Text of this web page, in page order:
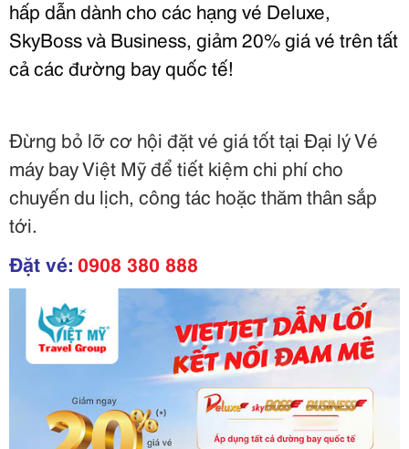
hấp dẫn dành cho các hạng vé Deluxe,
SkyBoss và Business, giảm 20% giá vé trên tất
cả các đường bay quốc tế!
Đừng bỏ lỡ cơ hội đặt vé giá tốt tại Đại lý Vé
máy bay Việt Mỹ để tiết kiệm chi phí cho
chuyến du lịch, công tác hoặc thăm thân sắp
tới.
Đặt vé: 0908 380 888